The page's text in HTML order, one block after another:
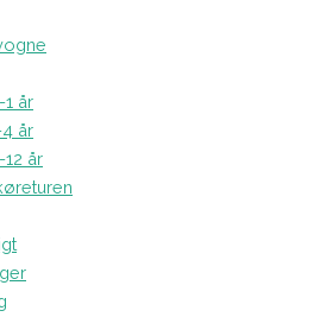
år
år
år